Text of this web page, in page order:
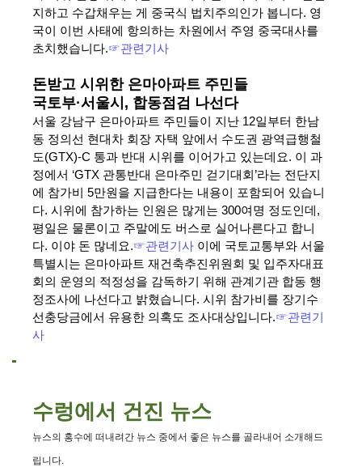
지하고 수갑채우는 게 중국식 법치주의인가 봅니다. 영
국이 이번 사태에 항의하는 차원에서 주영 중국대사를
초치했습니다.☞관련기사
돈받고 시위한 은마아파트 주민들
국토부·서울시, 합동점검 나선다
서울 강남구 은마아파트 주민들이 지난 12일부터 한남
동 정의선 현대차 회장 자택 앞에서 수도권 광역급행철
도(GTX)-C 통과 반대 시위를 이어가고 있는데요. 이 과
정에서 ‘GTX 관통반대 은마주민 걷기대회’라는 전단지
에 참가비 5만원을 지급한다는 내용이 포함되어 있습니
다. 시위에 참가하는 인원은 많게는 300여명 정도인데,
평일은 물론이고 주말에도 버스로 실어나른다고 합니
다. 이야 돈 많네요.☞관련기사 이에 국토교통부와 서울
특별시는 은마아파트 재건축추진위원회 및 입주자대표
회의 운영의 적정성을 감독하기 위해 관계기관 합동 행
정조사에 나선다고 밝혔습니다. 시위 참가비를 장기수
선충당금에서 유용한 의혹도 조사대상입니다.☞관련기
사
수렁에서 건진 뉴스
뉴스의 홍수에 떠내려간 뉴스 중에서 좋은 뉴스를 골라내어 소개해드
립니다.